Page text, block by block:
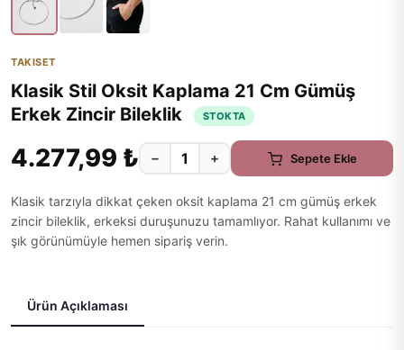
TAKISET
Klasik Stil Oksit Kaplama 21 Cm Gümüş
Erkek Zincir Bileklik
STOKTA
4.277,99 ₺ − + Sepete Ekle
Klasik tarzıyla dikkat çeken oksit kaplama 21 cm gümüş erkek
zincir bileklik, erkeksi duruşunuzu tamamlıyor. Rahat kullanımı ve
şık görünümüyle hemen sipariş verin.
Ürün Açıklaması